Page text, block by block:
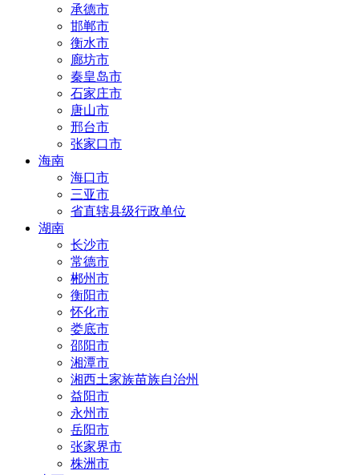
承德市
邯郸市
衡水市
廊坊市
秦皇岛市
石家庄市
唐山市
邢台市
张家口市
海南
海口市
三亚市
省直辖县级行政单位
湖南
长沙市
常德市
郴州市
衡阳市
怀化市
娄底市
邵阳市
湘潭市
湘西土家族苗族自治州
益阳市
永州市
岳阳市
张家界市
株洲市